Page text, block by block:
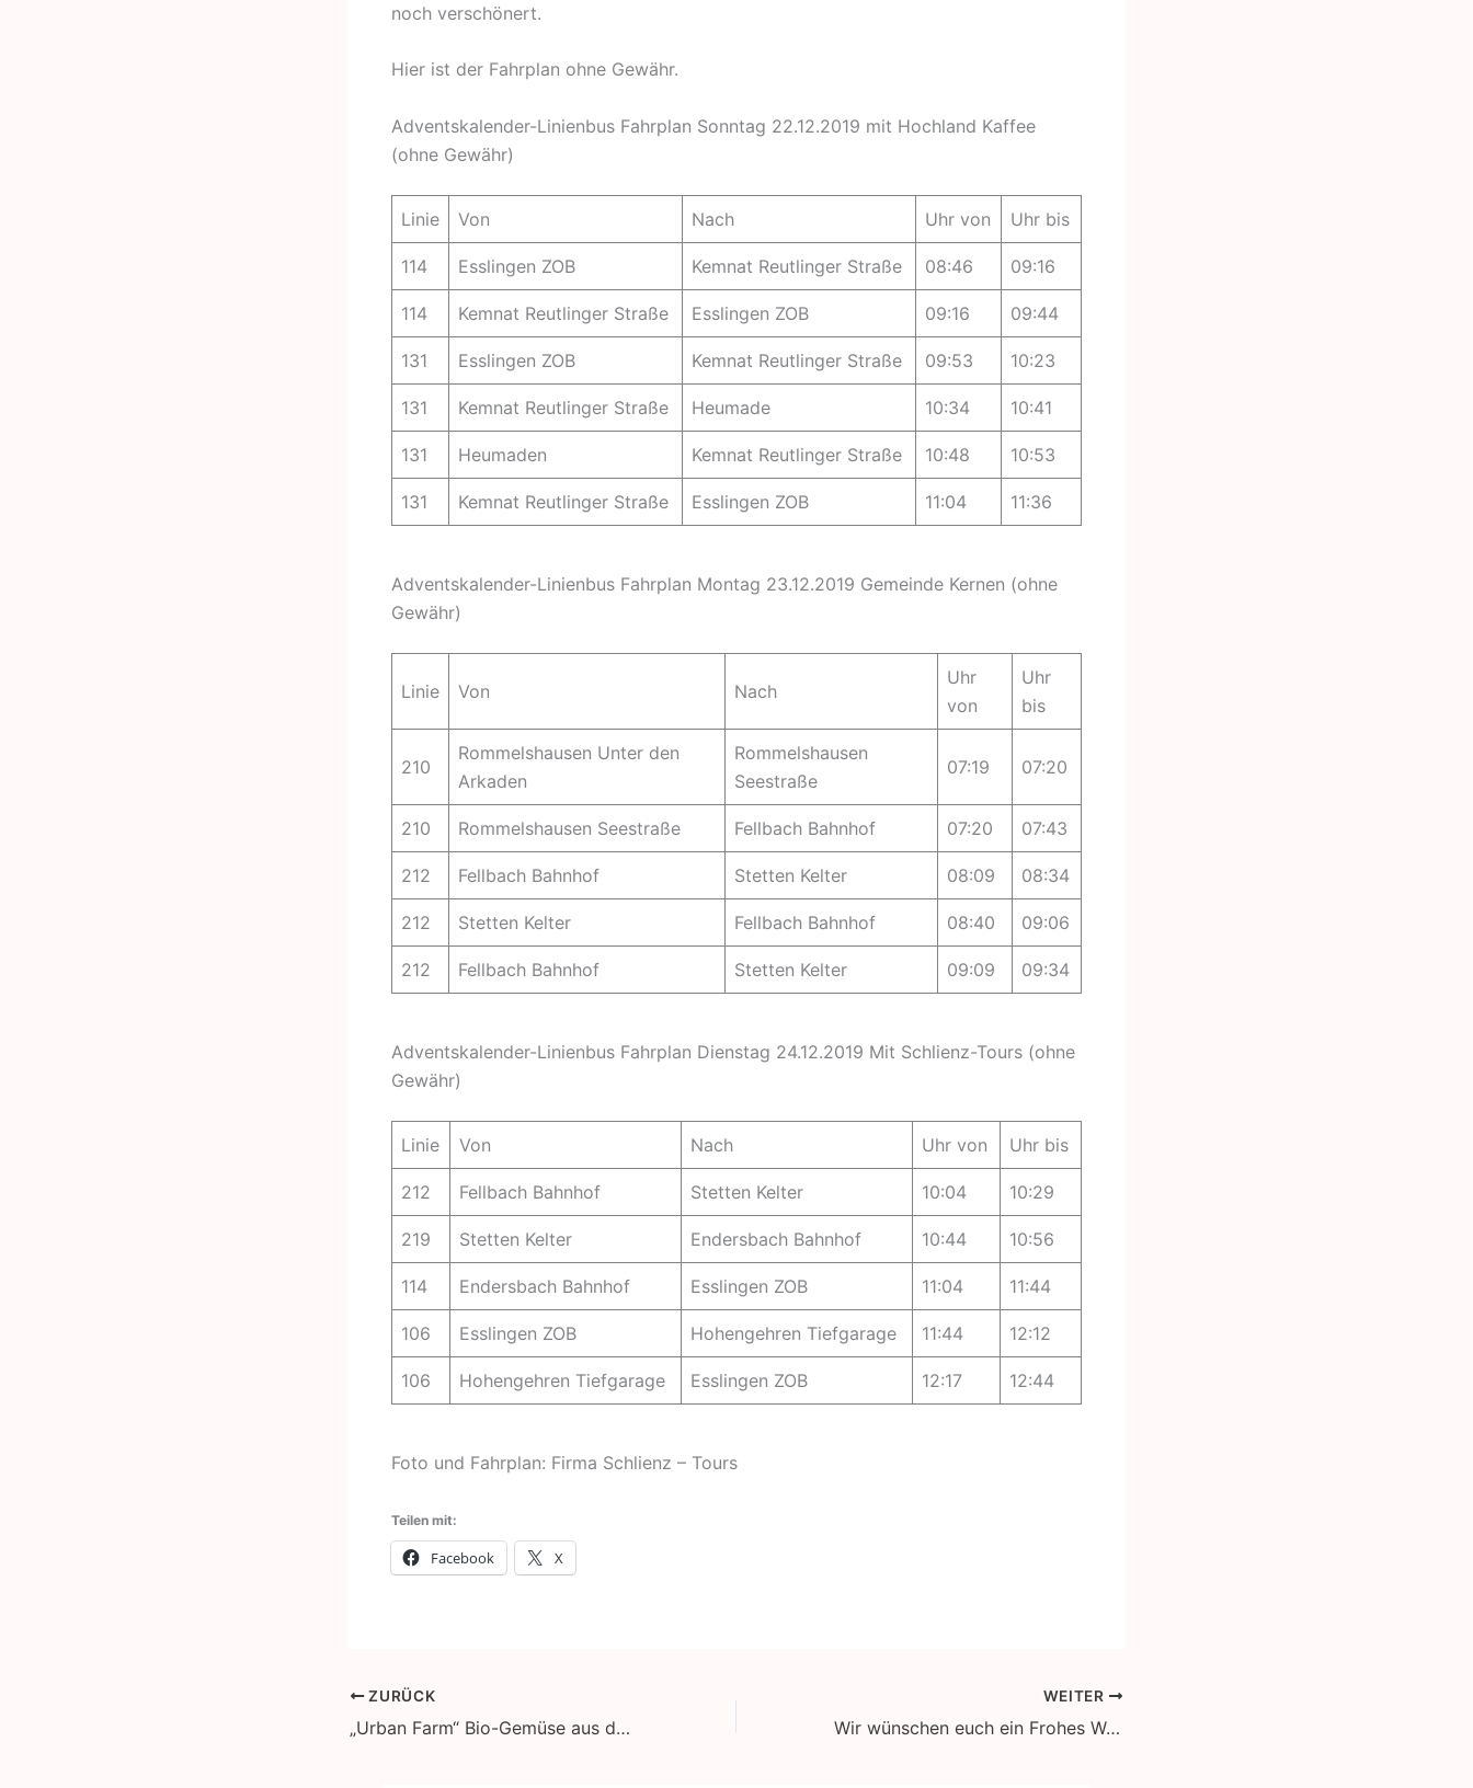
noch verschönert.
Hier ist der Fahrplan ohne Gewähr.
Adventskalender-Linienbus Fahrplan Sonntag 22.12.2019 mit Hochland Kaffee
(ohne Gewähr)
Linie Von Nach Uhr von Uhr bis
114 Esslingen ZOB Kemnat Reutlinger Straße 08:46 09:16
114 Kemnat Reutlinger Straße Esslingen ZOB 09:16 09:44
131 Esslingen ZOB Kemnat Reutlinger Straße 09:53 10:23
131 Kemnat Reutlinger Straße Heumade 10:34 10:41
131 Heumaden Kemnat Reutlinger Straße 10:48 10:53
131 Kemnat Reutlinger Straße Esslingen ZOB 11:04 11:36
Adventskalender-Linienbus Fahrplan Montag 23.12.2019 Gemeinde Kernen (ohne
Gewähr)
Linie Von Nach
Uhr
von
Uhr
bis
210
Rommelshausen Unter den
Arkaden
Rommelshausen
Seestraße
07:19 07:20
210 Rommelshausen Seestraße Fellbach Bahnhof 07:20 07:43
212 Fellbach Bahnhof Stetten Kelter 08:09 08:34
212 Stetten Kelter Fellbach Bahnhof 08:40 09:06
212 Fellbach Bahnhof Stetten Kelter 09:09 09:34
Adventskalender-Linienbus Fahrplan Dienstag 24.12.2019 Mit Schlienz-Tours (ohne
Gewähr)
Linie Von Nach Uhr von Uhr bis
212 Fellbach Bahnhof Stetten Kelter 10:04 10:29
219 Stetten Kelter Endersbach Bahnhof 10:44 10:56
114 Endersbach Bahnhof Esslingen ZOB 11:04 11:44
106 Esslingen ZOB Hohengehren Tiefgarage 11:44 12:12
106 Hohengehren Tiefgarage Esslingen ZOB 12:17 12:44
Foto und Fahrplan: Firma Schlienz – Tours
Teilen mit:
Facebook X
ZURÜCK
„Urban Farm“ Bio-Gemüse aus dem Lkw- und Buswerk São Bernardo
WEITER
Wir wünschen euch ein Frohes Weihnachtsfest 2019